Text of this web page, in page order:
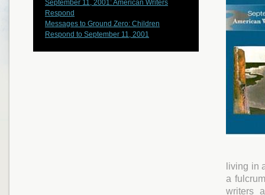
living in
a
writers
September 11, 2001: American Writers
Respond
Messages to Ground Zero: Children
Respond to September 11, 2001